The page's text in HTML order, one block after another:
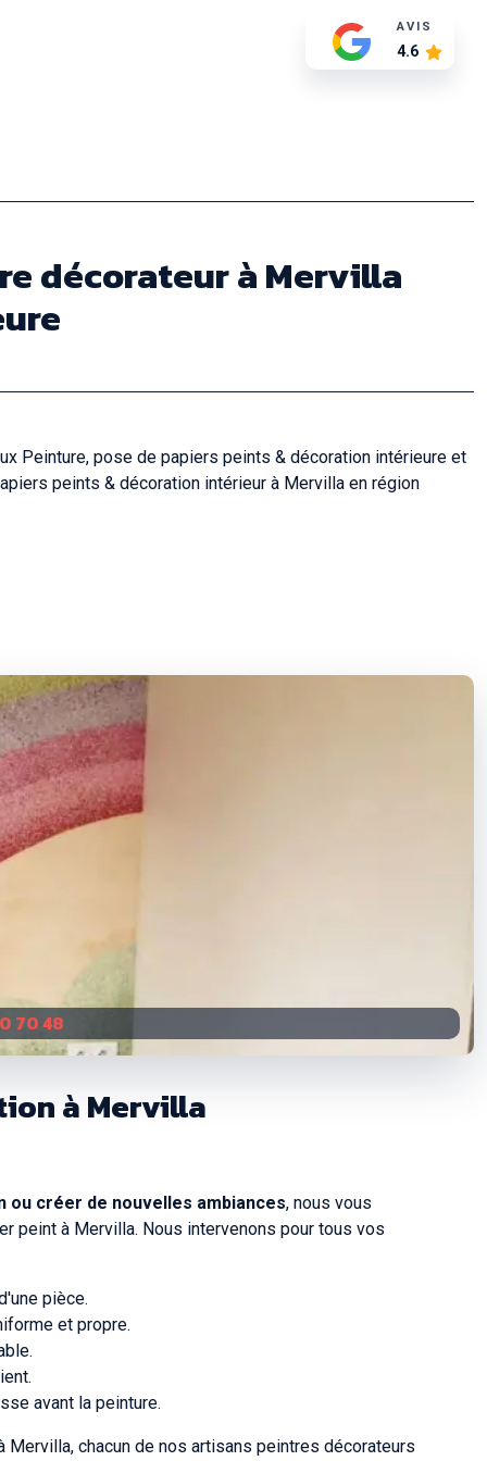
AVIS
4.6
décorateur à Mervilla
Peinture, pose de papiers peints & décoration intérieure et
peints & décoration intérieur à Mervilla en région
70 48
à Mervilla
créer de nouvelles ambiances, nous vous
peint à Mervilla. Nous intervenons pour tous vos
pièce.
et propre.
avant la peinture.
chacun de nos artisans peintres décorateurs